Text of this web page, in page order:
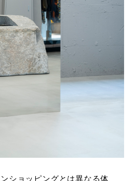
ショッピングとは異なる体